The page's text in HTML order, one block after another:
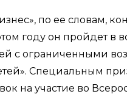
по ее словам,
году он пройдет
с ограниченными
Специальным
на участие во